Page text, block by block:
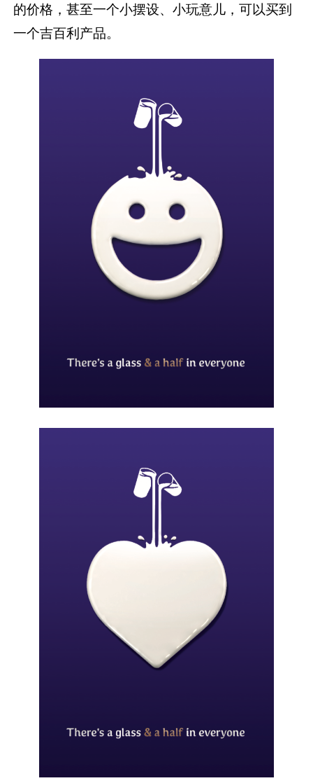
的价格，甚至一个小摆设、小玩意儿，可以买到
一个吉百利产品。